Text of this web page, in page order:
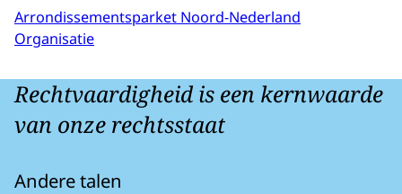
Arrondissementsparket Noord-Nederland
Organisatie
Rechtvaardigheid is een kernwaarde
van onze rechtsstaat
Andere talen